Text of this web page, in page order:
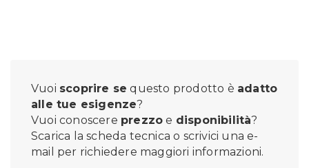
Vuoi scoprire se questo prodotto è adatto
alle tue esigenze?
Vuoi conoscere prezzo e disponibilità?
Scarica la scheda tecnica o scrivici una e-
mail per richiedere maggiori informazioni.